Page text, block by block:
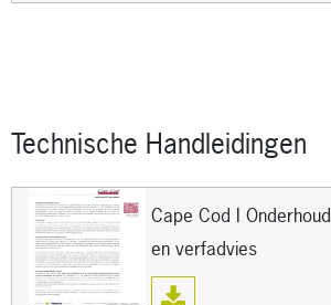
Technische Handleidingen
Cape Cod I Onderhoud
en verfadvies